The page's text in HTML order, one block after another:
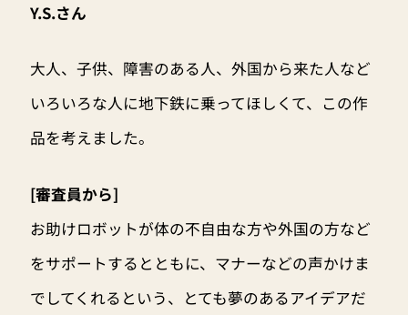
Y.S.さん
大人、子供、障害のある人、外国から来た人など
いろいろな人に地下鉄に乗ってほしくて、この作
品を考えました。
[審査員から]
お助けロボットが体の不自由な方や外国の方など
をサポートするとともに、マナーなどの声かけま
でしてくれるという、とても夢のあるアイデアだ